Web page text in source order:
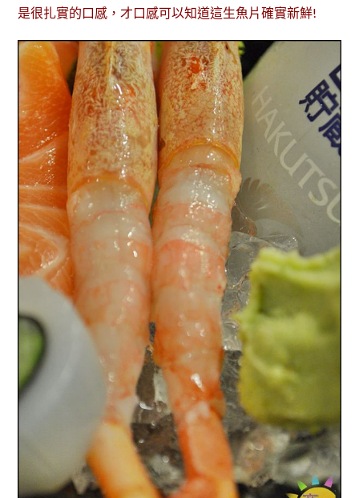
是很扎實的口感，才口感可以知道這生魚片確實新鮮!